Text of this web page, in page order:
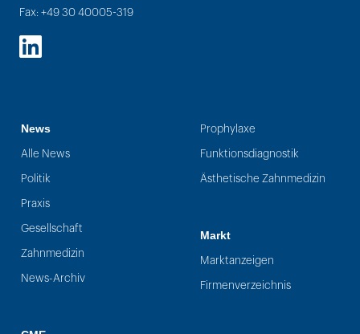
Fax: +49 30 40005-319
LinkedIn
News
Alle News
Politik
Praxis
Gesellschaft
Zahnmedizin
News-Archiv
Prophylaxe
Funktionsdiagnostik
Ästhetische Zahnmedizin
Markt
Marktanzeigen
Firmenverzeichnis